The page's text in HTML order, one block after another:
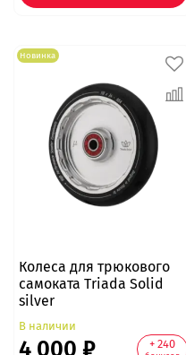
Новинка
Колеса для трюкового
самоката Triada Solid
silver
В наличии
4 000 ₽ + 240